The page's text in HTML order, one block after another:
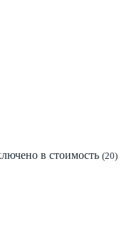
в стоимость (20)